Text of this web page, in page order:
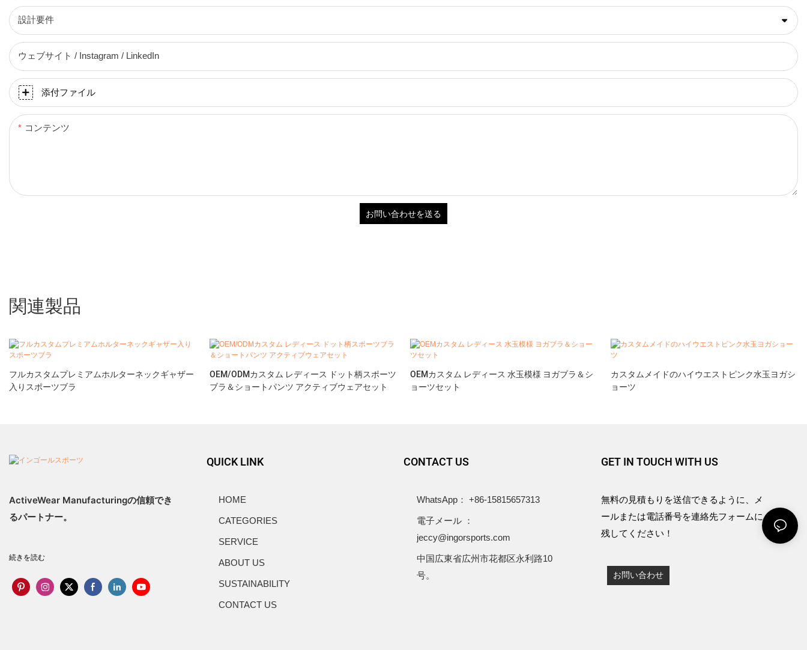
設計要件
ウェブサイト / Instagram / LinkedIn
添付ファイル
コンテンツ
お問い合わせを送る
関連製品
フルカスタムプレミアムホルターネックギャザー
入りスポーツブラ
OEM/ODMカスタム レディース ドット柄スポーツ
ブラ＆ショートパンツ アクティブウェアセット
OEMカスタム レディース 水玉模様 ヨガブラ＆シ
ョーツセット
カスタムメイドのハイウエストピンク水玉ヨガシ
ョーツ
ActiveWear Manufacturingの信頼でき
るパートナー。
続きを読む
QUICK LINK
HOME
CATEGORIES
SERVICE
ABOUT US
SUSTAINABILITY
CONTACT US
CONTACT US
WhatsApp： +86-15815657313
電子メール ：
jeccy@ingorsports.com
中国広東省広州市花都区永利路10
号。
GET IN TOUCH WITH US
無料の見積もりを送信できるように、メ
ールまたは電話番号を連絡先フォームに
残してください！
お問い合わせ